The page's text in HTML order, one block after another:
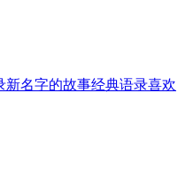
新名字的故事经典语录喜欢